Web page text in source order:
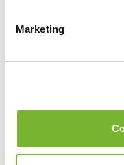
Marketing
Mail:
Für weitere Informationen